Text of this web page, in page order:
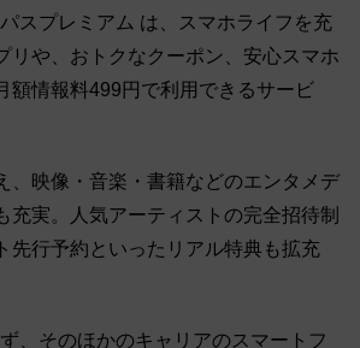
プレミアム は、スマホライフを充
リや、おトクなクーポン、安心スマホ
額情報料499円で利用できるサービ
、映像・音楽・書籍などのエンタメデ
充実。人気アーティストの完全招待制
先行予約といったリアル特典も拡充
、そのほかのキャリアのスマートフ